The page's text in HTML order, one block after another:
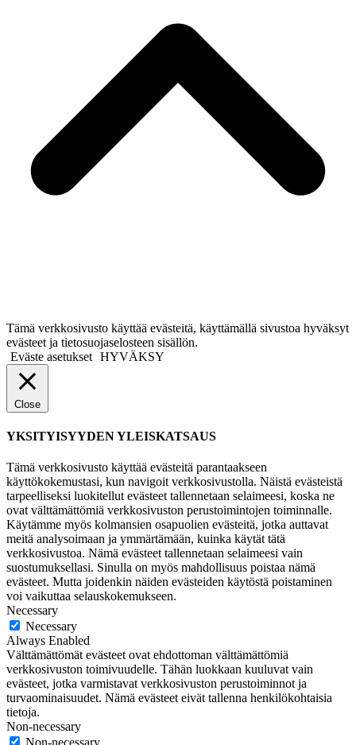
Tämä verkkosivusto käyttää evästeitä, käyttämällä sivustoa hyväksyt
evästeet ja tietosuojaselosteen sisällön.
Eväste asetukset HYVÄKSY
Close
YKSITYISYYDEN YLEISKATSAUS
Tämä verkkosivusto käyttää evästeitä parantaakseen
käyttökokemustasi, kun navigoit verkkosivustolla. Näistä evästeistä
tarpeelliseksi luokitellut evästeet tallennetaan selaimeesi, koska ne
ovat välttämättömiä verkkosivuston perustoimintojen toiminnalle.
Käytämme myös kolmansien osapuolien evästeitä, jotka auttavat
meitä analysoimaan ja ymmärtämään, kuinka käytät tätä
verkkosivustoa. Nämä evästeet tallennetaan selaimeesi vain
suostumuksellasi. Sinulla on myös mahdollisuus poistaa nämä
evästeet. Mutta joidenkin näiden evästeiden käytöstä poistaminen
voi vaikuttaa selauskokemukseen.
Necessary
Necessary
Always Enabled
Välttämättömät evästeet ovat ehdottoman välttämättömiä
verkkosivuston toimivuudelle. Tähän luokkaan kuuluvat vain
evästeet, jotka varmistavat verkkosivuston perustoiminnot ja
turvaominaisuudet. Nämä evästeet eivät tallenna henkilökohtaisia
tietoja.
Non-necessary